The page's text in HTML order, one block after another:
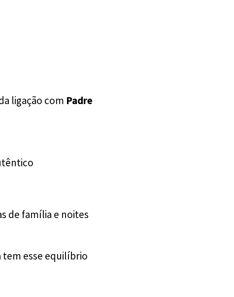
ligação com Padre
de família e noites
tem esse equilíbrio